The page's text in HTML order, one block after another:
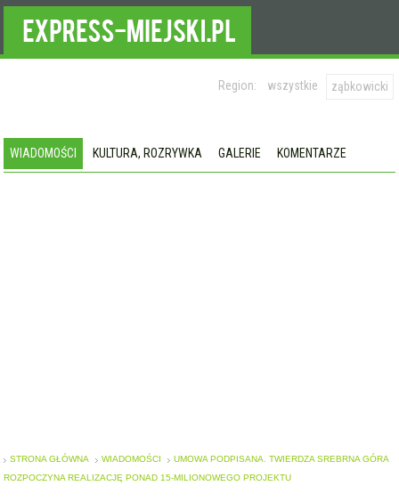
Region: wszystkie ząbkowicki
WIADOMOŚCI KULTURA, ROZRYWKA GALERIE KOMENTARZE
STRONA GŁÓWNA WIADOMOŚCI
UMOWA PODPISANA. TWIERDZA SREBRNA GÓRA
ROZPOCZYNA REALIZACJĘ PONAD 15-MILIONOWEGO PROJEKTU